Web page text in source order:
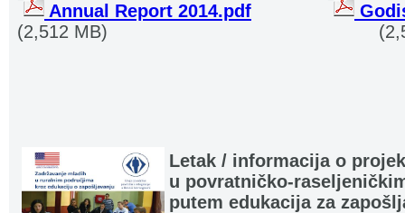
Annual Report 2014.pdf
(2,512 MB)
Letak / informacija o
u povratničko-
putem edukacija za